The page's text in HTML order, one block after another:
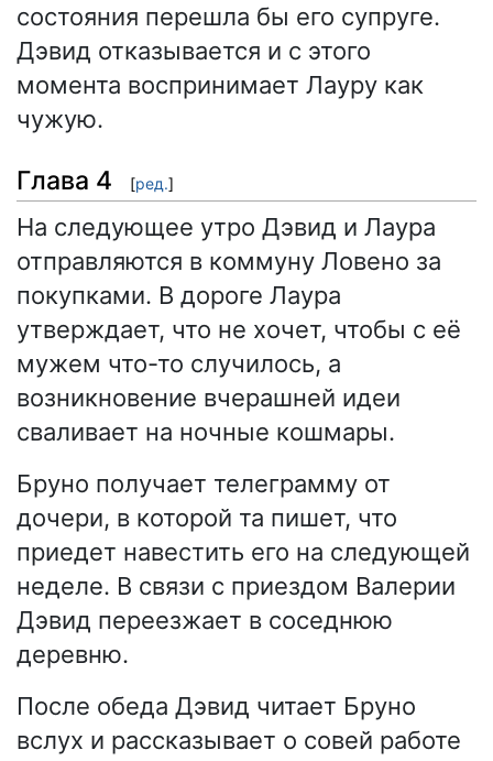
состояния перешла бы его супруге.
Дэвид отказывается и с этого
момента воспринимает Лауру как
чужую.
Глава 4 [ред.]
На следующее утро Дэвид и Лаура
отправляются в коммуну Ловено за
покупками. В дороге Лаура
утверждает, что не хочет, чтобы с её
мужем что-то случилось, а
возникновение вчерашней идеи
сваливает на ночные кошмары.
Бруно получает телеграмму от
дочери, в которой та пишет, что
приедет навестить его на следующей
неделе. В связи с приездом Валерии
Дэвид переезжает в соседнюю
деревню.
После обеда Дэвид читает Бруно
вслух и рассказывает о совей работе